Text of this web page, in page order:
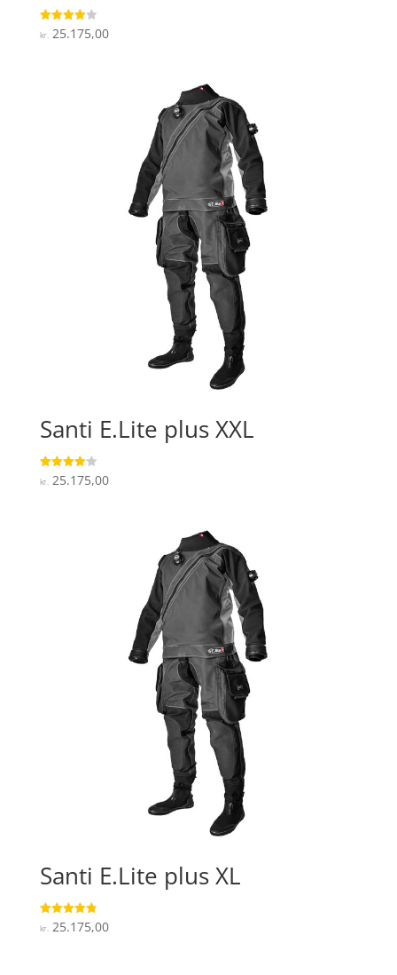
Vurderet
4
kr. 25.175,00
Santi E.Lite plus XXL
Vurderet
4.1
kr.25.175,00
Santi E.Lite plus XL
Vurderet
4.8
kr.25.175,00